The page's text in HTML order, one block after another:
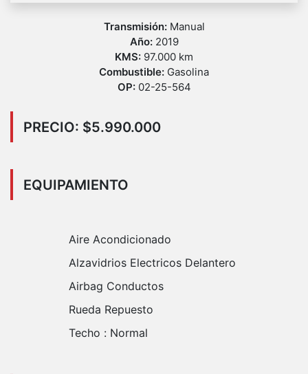
Transmisión: Manual
Año: 2019
KMS: 97.000 km
Combustible: Gasolina
OP: 02-25-564
PRECIO: $5.990.000
EQUIPAMIENTO
Aire Acondicionado
Alzavidrios Electricos Delantero
Airbag Conductos
Rueda Repuesto
Techo : Normal